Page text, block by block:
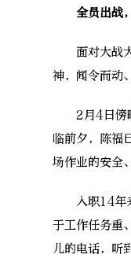
全员出战，
面对大战大
神，闻令而动
2月4日傍晚
临前夕，陈福
场作业的安全
入职14年来
于工作任务重
儿的电话，听